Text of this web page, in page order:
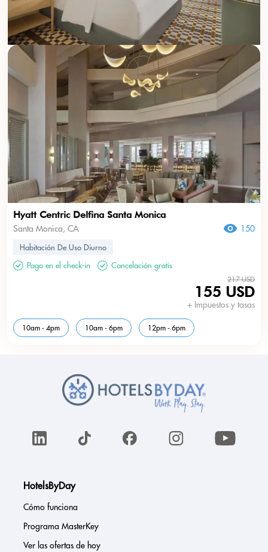
Hyatt Centric Delfina Santa Monica
Santa Monica, CA 150
Habitación De Uso Diurno
Pago en el check-in
Cancelación gratis
217 USD
155 USD
+ Impuestos y tasas
10am - 4pm 10am - 6pm 12pm - 6pm
HotelsByDay
Cómo funciona
Programa MasterKey
Ver las ofertas de hoy